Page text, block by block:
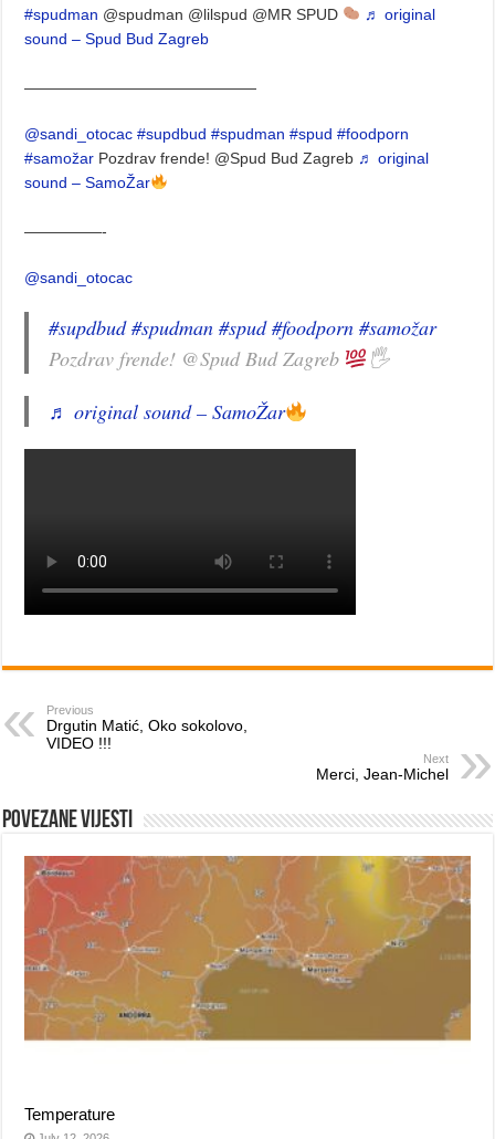
#spudman @spudman @lilspud @MR SPUD
♬ original
sound – Spud Bud Zagreb
———————————————
@sandi_otocac #supdbud #spudman #spud #foodporn
#samožar Pozdrav frende! @Spud Bud Zagreb ♬ original
sound – SamoŽar
—————-
@sandi_otocac
#supdbud #spudman #spud #foodporn #samožar
Pozdrav frende! @Spud Bud Zagreb
🖐
♬ original sound – SamoŽar
Previous
Drgutin Matić, Oko sokolovo,
VIDEO !!!
Next
Merci, Jean-Michel
Povezane vijesti
Temperature